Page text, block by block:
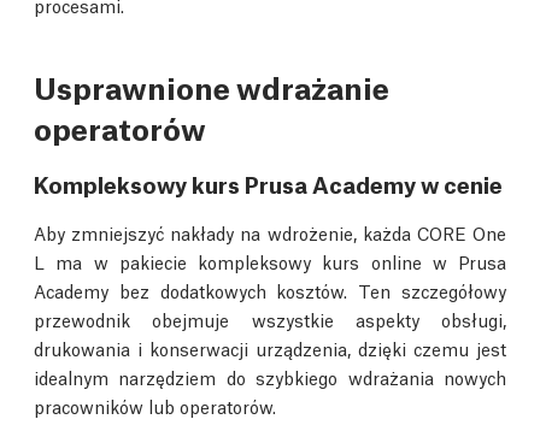
procesami.
Usprawnione wdrażanie
operatorów
Kompleksowy kurs Prusa Academy w cenie
Aby zmniejszyć nakłady na wdrożenie, każda CORE One
L ma w pakiecie kompleksowy kurs online w Prusa
Academy bez dodatkowych kosztów. Ten szczegółowy
przewodnik obejmuje wszystkie aspekty obsługi,
drukowania i konserwacji urządzenia, dzięki czemu jest
idealnym narzędziem do szybkiego wdrażania nowych
pracowników lub operatorów.